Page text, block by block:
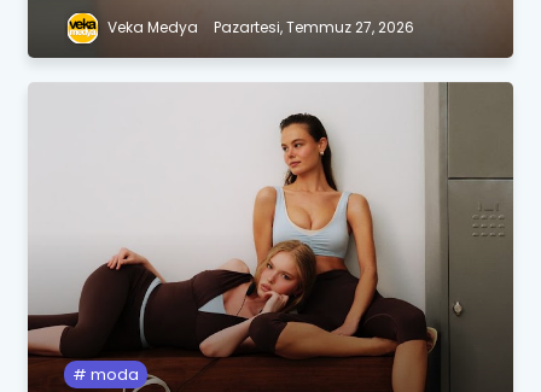
Veka Medya Pazartesi, Temmuz 27, 2026
moda